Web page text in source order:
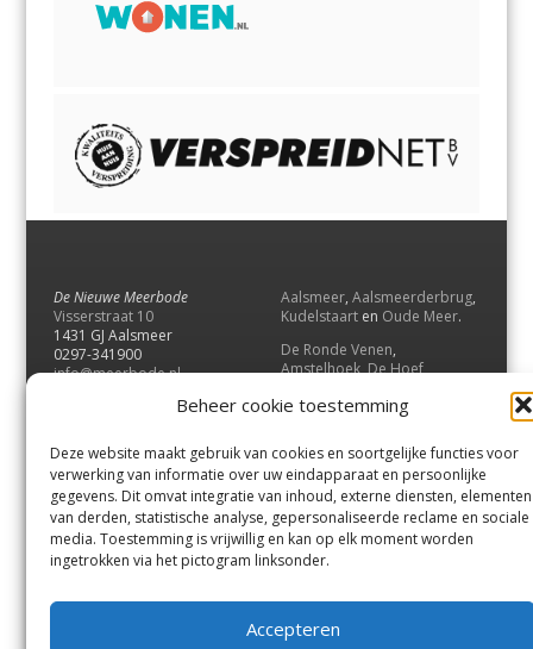
Beheer cookie toestemming
Deze website maakt gebruik van cookies en soortgelijke functies voor
verwerking van informatie over uw eindapparaat en persoonlijke
gegevens. Dit omvat integratie van inhoud, externe diensten, elementen
van derden, statistische analyse, gepersonaliseerde reclame en sociale
media. Toestemming is vrijwillig en kan op elk moment worden
ingetrokken via het pictogram linksonder.
Accepteren
De Nieuwe Meerbode
Visserstraat 10
1431 GJ Aalsmeer
0297-341900
info@meerbode.nl
Aalsmeer, Aalsmeerderbrug,
Kudelstaart en Oude Meer.
De Ronde Venen,
Amstelhoek,De Hoef,
Vrouwenakker,Waverveen
UithoornenDe Kwakel.
Contact
Andere uitgaven
Bezorgklacht
Vacatures
Voorwaarden
Privacyverklaring